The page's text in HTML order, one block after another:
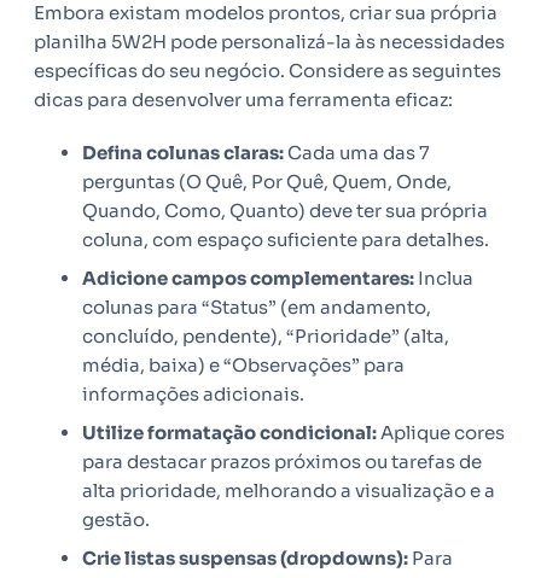
Embora existam modelos prontos, criar sua própria
planilha 5W2H pode personalizá-la às necessidades
específicas do seu negócio. Considere as seguintes
dicas para desenvolver uma ferramenta eficaz:
Defina colunas claras:Cada uma das 7
perguntas (O Quê, Por Quê, Quem, Onde,
Quando, Como, Quanto) deve ter sua própria
coluna, com espaço suficiente para detalhes.
Adicione campos complementares: Inclua
colunas para “Status” (em andamento,
concluído, pendente), “Prioridade” (alta,
média, baixa) e “Observações” para
informações adicionais.
Utilize formatação condicional:Aplique cores
para destacar prazos próximos ou tarefas de
alta prioridade, melhorando a visualização e a
gestão.
Crie listas suspensas (dropdowns): Para